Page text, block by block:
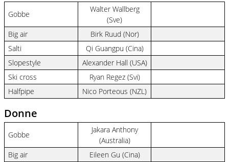
Gobbe
Walter Wallberg
(Sve)
Big air
Birk Ruud (Nor)
Salti
Qi Guangpu (Cina)
Slopestyle
Alexander Hall (USA)
Ski cross
Ryan Regez (Svi)
Halfpipe
Nico Porteous (NZL)
Donne
Gobbe
Jakara Anthony
(Australia)
Big air
Eileen Gu (Cina)